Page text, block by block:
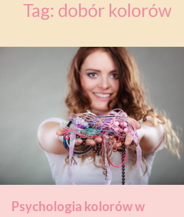
Tag: dobór kolorów
Psychologia kolorów w